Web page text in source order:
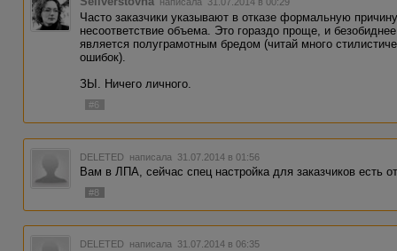
Часто заказчики указывают в отказе формальную
несоответствие объема. Это гораздо проще, и
является полуграмотным бредом (читай много
ошибок).
ЗЫ. Ничего личного.
#6
DELETED написала 31.07.2014 в 01:56
Вам в ЛПА, сейчас спец настройка для заказчиков есть
#8
DELETED написала 31.07.2014 в 06:35